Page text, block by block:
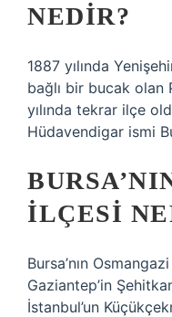
NEDIR?
1887 yılında
bağlı bir bucak olan
yılında tekrar ilçe
Hüdavendigar ismi
ILÇESI
Bursa’nın
Gaziantep’in
İstanbul’un